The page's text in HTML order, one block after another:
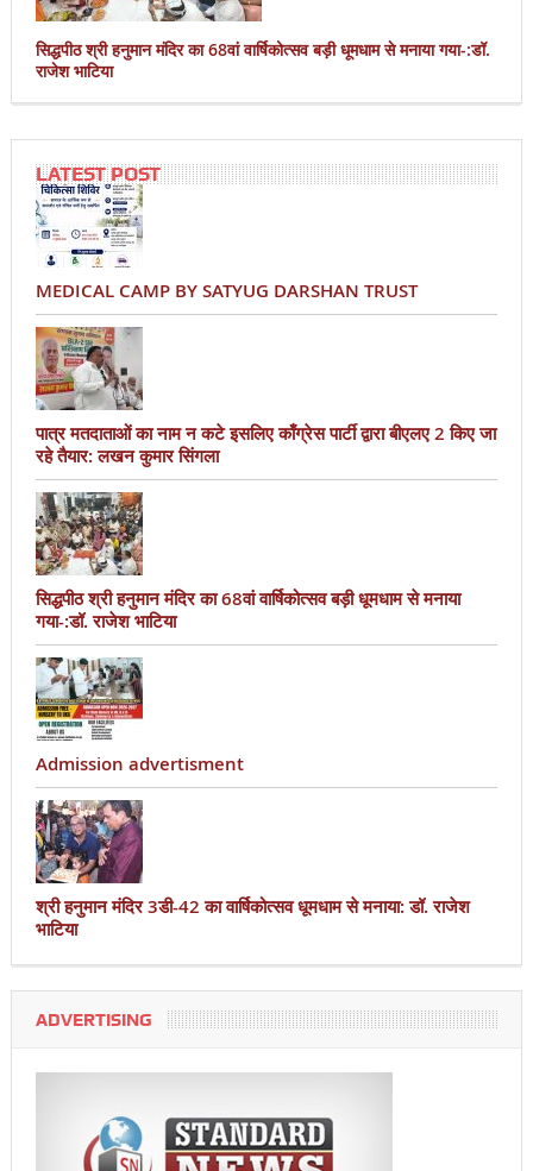
सिद्धपीठ श्री हनुमान मंदिर का 68वां वार्षिकोत्सव बड़ी धूमधाम से मनाया गया-:डॉ.
राजेश भाटिया
LATEST POST
MEDICAL CAMP BY SATYUG DARSHAN TRUST
पात्र मतदाताओं का नाम न कटे इसलिए काँग्रेस पार्टी द्वारा बीएलए 2 किए जा
रहे तैयार: लखन कुमार सिंगला
सिद्धपीठ श्री हनुमान मंदिर का 68वां वार्षिकोत्सव बड़ी धूमधाम से मनाया
गया-:डॉ. राजेश भाटिया
Admission advertisment
श्री हनुमान मंदिर 3डी-42 का वार्षिकोत्सव धूमधाम से मनाया: डॉ. राजेश
भाटिया
ADVERTISING